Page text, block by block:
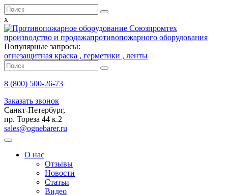
x
производство и продажапротивопожарного оборудования
Популярные запросы:
огнезащитная краска , герметики , ленты
8 (800) 500-26-73
Заказать звонок
Санкт-Петербург,
пр. Тореза 44 к.2
sales@ognebarer.ru
О нас
Отзывы
Новости
Статьи
Видео